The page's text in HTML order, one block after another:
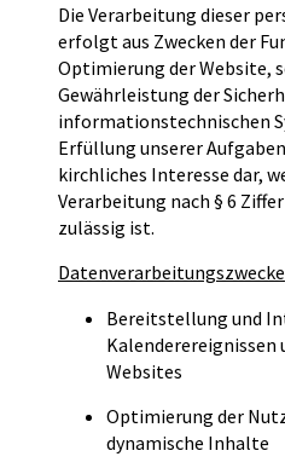
Die Verarbeitung dieser
erfolgt aus Zwecken der
Optimierung der Website,
Gewährleistung der
informationstechnischen
Erfüllung unserer
kirchliches Interesse dar,
Verarbeitung nach § 6 Ziffer
zulässig ist.
Datenverarbeitungszwecke
Bereitstellung und
Websites
Optimierung der
dynamische Inhalte